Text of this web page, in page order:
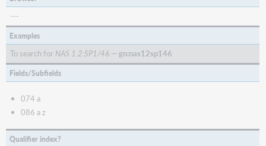
---
Examples
To search for NAS 1.2:SP1/46 — gn:nas12sp146
Fields/Subfields
074 a
086 a z
Qualifier index?